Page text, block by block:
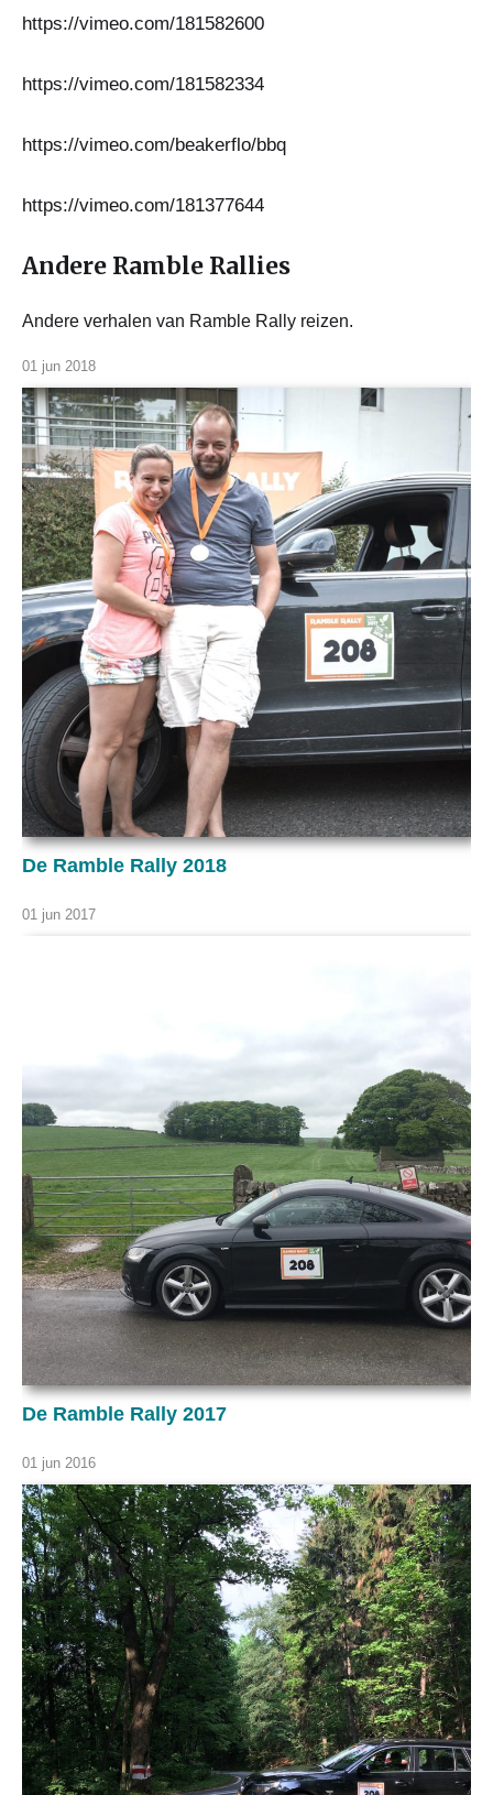
https://vimeo.com/181582600
https://vimeo.com/181582334
https://vimeo.com/beakerflo/bbq
https://vimeo.com/181377644
Andere Ramble Rallies
Andere verhalen van Ramble Rally reizen.
01 jun 2018
De Ramble Rally 2018
01 jun 2017
De Ramble Rally 2017
01 jun 2016